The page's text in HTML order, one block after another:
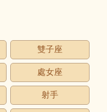
雙子座
處女座
射手